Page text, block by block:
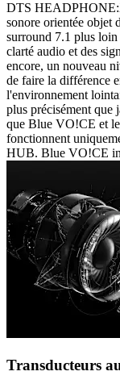
DTS
sonore orientée objet
surround 7.1 plus loin
clarté audio et des
encore, un nouveau
de faire la différence
l'environnement
plus précisément que
que Blue VO!CE et
fonctionnent
HUB. Blue VO!CE
Transducteurs